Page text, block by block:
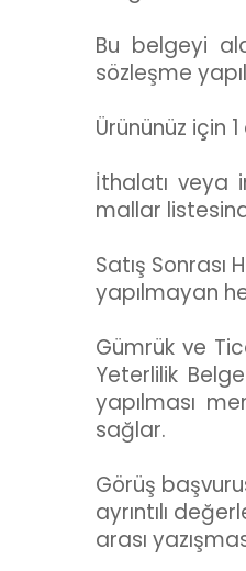
Bu belgeyi
sözleşme
Ürününüz için
İthalatı veya
mallar
Satış
yapılmayan
Gümrük ve
Yeterlilik
yapılması
sağlar.
Görüş
ayrıntılı
arası